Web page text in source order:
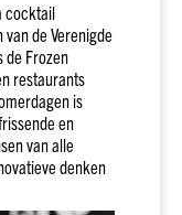
cocktail
de Verenigde
de Frozen
restaurants
is
en
van alle
denken